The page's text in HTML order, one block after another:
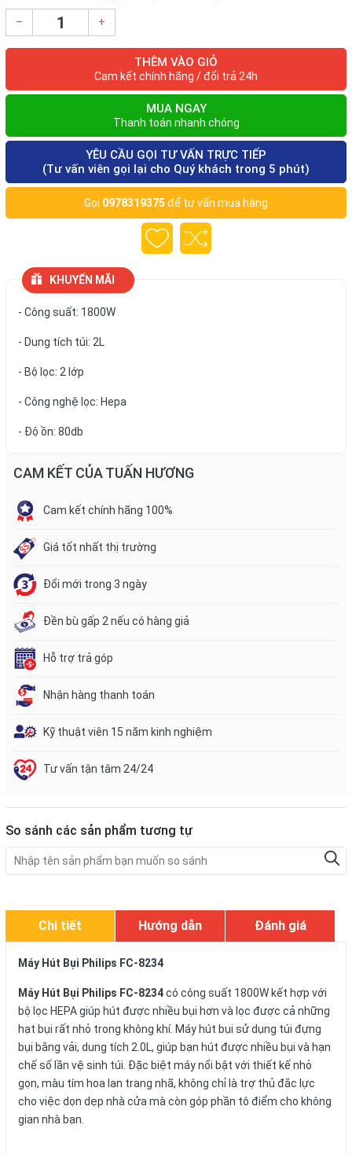
– +
THÊM VÀO GIỎ
Cam kết chính hãng / đổi trả 24h
MUA NGAY
Thanh toán nhanh chóng
YÊU CẦU GỌI TƯ VẤN TRỰC TIẾP
(Tư vấn viên gọi lại cho Quý khách trong 5 phút)
Gọi 0978319375 để tư vấn mua hàng
KHUYẾN MÃI
- Công suất: 1800W
- Dung tích túi: 2L
- Bộ lọc: 2 lớp
- Công nghệ lọc: Hepa
- Độ ồn: 80db
CAM KẾT CỦA TUẤN HƯƠNG
Cam kết chính hãng 100%
Giá tốt nhất thị trường
Đổi mới trong 3 ngày
Đền bù gấp 2 nếu có hàng giả
Hỗ trợ trả góp
Nhận hàng thanh toán
Kỹ thuật viên 15 năm kinh nghiệm
Tư vấn tận tâm 24/24
So sánh các sản phẩm tương tự
Chi tiết Hướng dẫn Đánh giá
Máy Hút Bụi Philips FC-8234
Máy Hút Bụi Philips FC-8234có công suất 1800W kết hợp với
bộ lọc HEPA giúp hút được nhiều bụi hơn và lọc được cả những
hạt bụi rất nhỏ trong không khí. Máy hút bụi sử dụng túi đựng
bụi bằng vải, dung tích 2.0L, giúp bạn hút được nhiều bụi và hạn
chế số lần vệ sinh túi. Đặc biệt máy nổi bật với thiết kế nhỏ
gọn, màu tím hoa lan trang nhã, không chỉ là trợ thủ đắc lực
cho việc dọn dẹp nhà cửa mà còn góp phần tô điểm cho không
gian nhà bạn.